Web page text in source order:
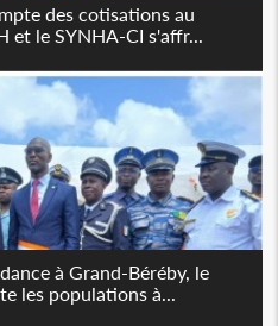
des cotisations au
et le SYNHA-CI s'affr...
à Grand-Béréby, le
les populations à...